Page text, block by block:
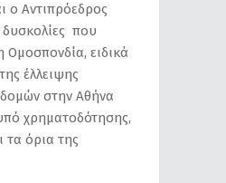
ο Αντιπρόεδρος
δυσκολίες που
Ομοσπονδία, ειδικά
έλλειψης
στην Αθήνα
χρηματοδότησης,
τα όρια της